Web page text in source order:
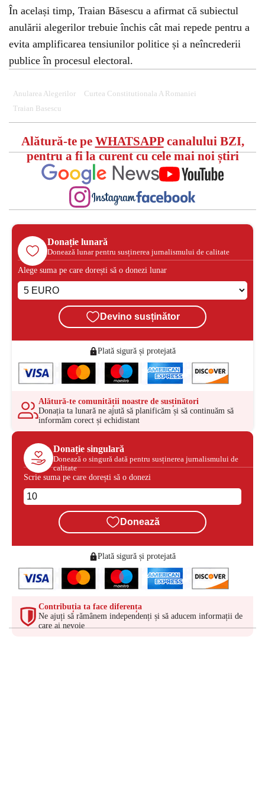
În același timp, Traian Băsescu a afirmat că subiectul
anulării alegerilor trebuie închis cât mai repede pentru a
evita amplificarea tensiunilor politice și a neîncrederii
publice în procesul electoral.
Anularea Alegerilor
Curtea Constitutionala A Romaniei
Traian Basescu
Alătură-te pe WHATSAPPcanalului BZI,
pentru a fi la curent cu cele mai noi știri
Donație lunară
Donează lunar pentru susținerea jurnalismului de calitate
Alege suma pe care dorești să o donezi lunar
Devino susținător
Plată sigură și protejată
Alătură-te comunității noastre de susținători
Donația ta lunară ne ajută să planificăm și să continuăm să
informăm corect și echidistant
Donație singulară
Donează o singură dată pentru susținerea jurnalismului de
calitate
Scrie suma pe care dorești să o donezi
Donează
Plată sigură și protejată
Contribuția ta face diferența
Ne ajuți să rămânem independenți și să aducem informații de
care ai nevoie